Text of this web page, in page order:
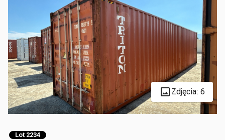
Zdjęcia: 6
Lot 2234